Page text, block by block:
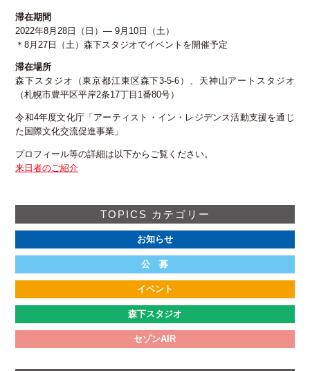
公益財団法人 セゾン文化財団
〒135-0004 東京都江東区森下3-5-6
TEL:03(3535)5566 FAX:03(3535)5565
[受付時間:月~金・10:00~17:00]
滞在期間
2022年8月28日（日）― 9月10日（土）
＊8月27日（土）森下スタジオでイベントを開催予定
滞在場所
森下スタジオ（東京都江東区森下3-5-6）、天神山アートスタジオ
（札幌市豊平区平岸2条17丁目1番80号）
令和4年度文化庁「アーティスト・イン・レジデンス活動支援を通じ
た国際文化交流促進事業」
プロフィール等の詳細は以下からご覧ください。
来日者のご紹介
TOPICS カテゴリー
お知らせ
公 募
イベント
森下スタジオ
セゾンAIR